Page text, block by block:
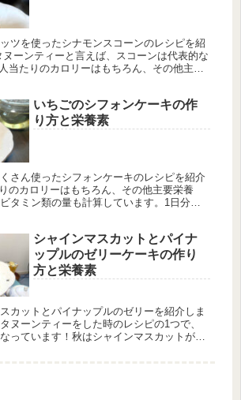
ツを使ったシナモンスコーンのレシピを紹
ーンティーと言えば、スコーンは代表的な
当たりのカロリーはもちろん、その他主要
度に。いちごのシフォンケーキの作
り方と栄養素
さん使ったシフォンケーキのレシピを紹介
タミン類の量も計算しています。1日分の
シャインマスカットとパイナ
ップルのゼリーケーキの作り
方と栄養素
カットとパイナップルのゼリーを紹介しま
ヌーンティーをした時のレシピの1つで、
っています！秋はシャインマスカットが特